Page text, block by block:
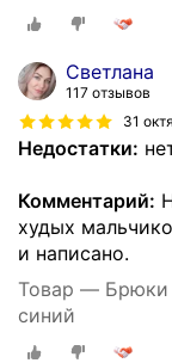
Светлана
117 отзывов
31
Недостатки:
Комментарий:
худых
и написано.
Товар — Брюки
синий